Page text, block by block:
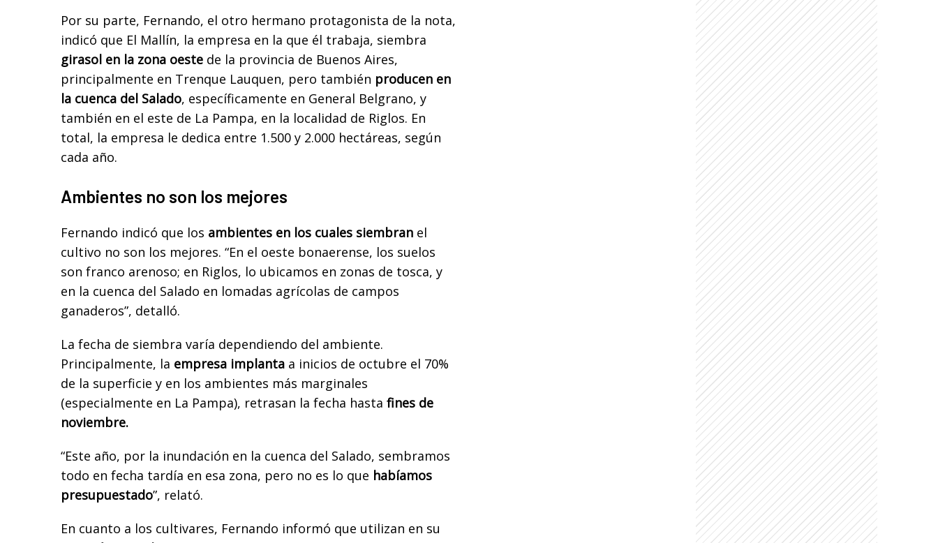
Por su parte, Fernando, el otro hermano protagonista de la nota,
indicó que El Mallín, la empresa en la que él trabaja, siembra
girasol en la zona oeste de la provincia de Buenos Aires,
principalmente en Trenque Lauquen, pero también producen en
la cuenca del Salado, específicamente en General Belgrano, y
también en el este de La Pampa, en la localidad de Riglos. En
total, la empresa le dedica entre 1.500 y 2.000 hectáreas, según
cada año.
Ambientes no son los mejores
Fernando indicó que los ambientes en los cuales siembran el
cultivo no son los mejores. “En el oeste bonaerense, los suelos
son franco arenoso; en Riglos, lo ubicamos en zonas de tosca, y
en la cuenca del Salado en lomadas agrícolas de campos
ganaderos”, detalló.
La fecha de siembra varía dependiendo del ambiente.
Principalmente, la empresa implanta a inicios de octubre el 70%
de la superficie y en los ambientes más marginales
(especialmente en La Pampa), retrasan la fecha hasta fines de
noviembre.
“Este año, por la inundación en la cuenca del Salado, sembramos
todo en fecha tardía en esa zona, pero no es lo que habíamos
presupuestado”, relató.
En cuanto a los cultivares, Fernando informó que utilizan en su